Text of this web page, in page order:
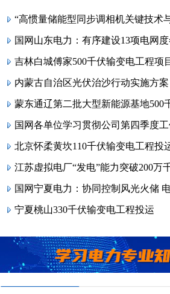
“高惯量储能型同步调相机关键技术
国网山东电力：有序建设13项电网
吉林白城傅家500千伏输变电工程项
内蒙古自治区光伏治沙行动实施方案
蒙东通辽第二批大型新能源基地500
国网各单位学习贯彻公司第四季度
北京怀柔黄坎110千伏输变电工程投
江苏虚拟电厂“发电”能力突破200万
国网宁夏电力：协同控制风光火储
宁夏桃山330千伏输变电工程投运